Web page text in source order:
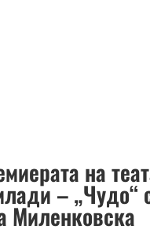
на
– „Чудо“
Миленковска